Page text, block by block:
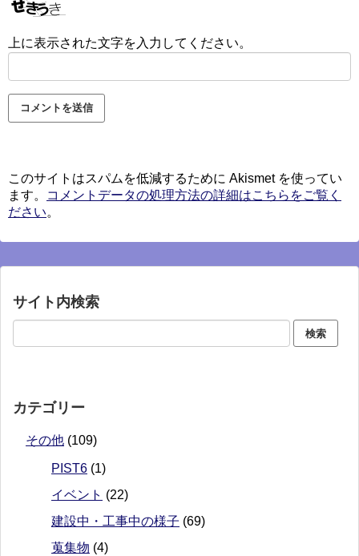
上に表示された文字を入力してください。
このサイトはスパムを低減するために Akismet を使ってい
ます。
コメントデータの処理方法の詳細はこちらをご覧く
ださい。
サイト内検索
カテゴリー
その他 (109)
PIST6 (1)
イベント (22)
建設中・工事中の様子 (69)
蒐集物 (4)